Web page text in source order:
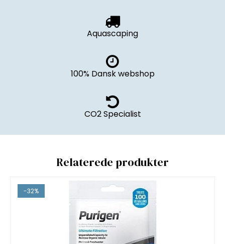
Aquascaping
100% Dansk webshop
CO2 Specialist
Relaterede produkter
-32%